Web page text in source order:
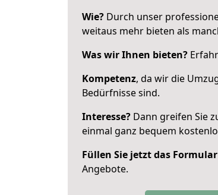
Wie? Durch unser
weitaus mehr bieten als
Was wir Ihnen bieten?
Kompetenz, da wir die
Bedürfnisse sind.
Interesse? Dann greifen Sie
einmal ganz bequem
Füllen Sie jetzt das
Angebote.